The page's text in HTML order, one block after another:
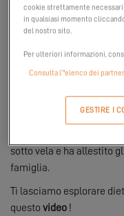
mondo e condivide con
catamarano !
sotto vela e ha allestito
famiglia.
Ti lasciamo esplorare
questo video !
cookie strettamente
in qualsiasi momento
del nostro sito.
Per ulteriori informazioni,
Consulta l’"elenco dei
GESTIRE I